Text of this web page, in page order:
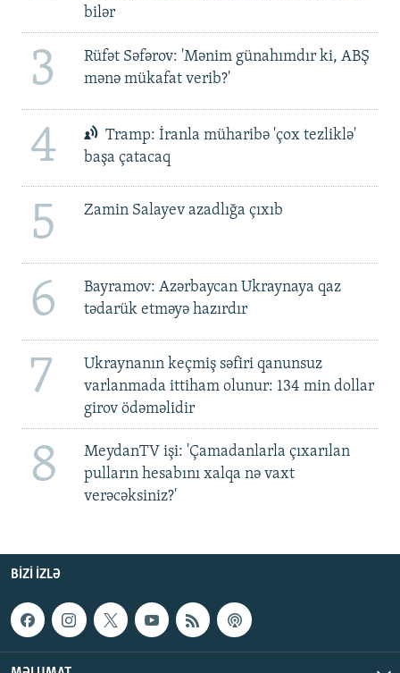
bilər
3
Rüfət Səfərov: 'Mənim günahımdır ki, ABŞ
mənə mükafat verib?'
4
Tramp: İranla müharibə 'çox tezliklə'
başa çatacaq
5 Zamin Salayev azadlığa çıxıb
6
Bayramov: Azərbaycan Ukraynaya qaz
tədarük etməyə hazırdır
7
Ukraynanın keçmiş səfiri qanunsuz
varlanmada ittiham olunur: 134 min dollar
girov ödəməlidir
8
MeydanTV işi: 'Çamadanlarla çıxarılan
pulların hesabını xalqa nə vaxt
verəcəksiniz?'
BIZI IZLƏ